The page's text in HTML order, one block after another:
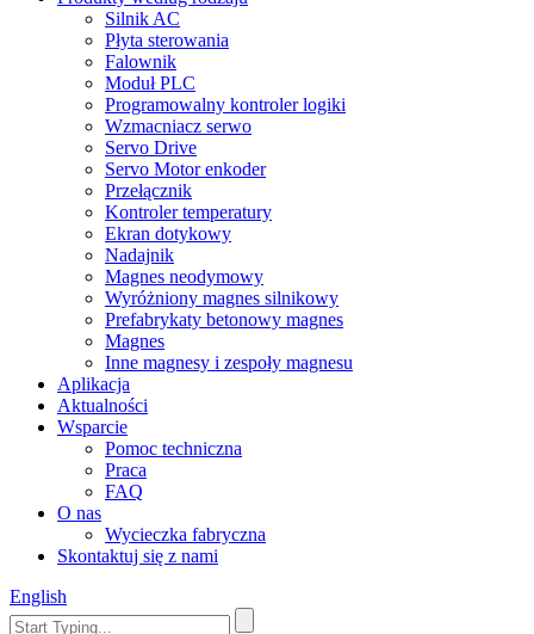
Silnik AC
Płyta sterowania
Falownik
Moduł PLC
Programowalny kontroler logiki
Wzmacniacz serwo
Servo Drive
Servo Motor enkoder
Przełącznik
Kontroler temperatury
Ekran dotykowy
Nadajnik
Magnes neodymowy
Wyróżniony magnes silnikowy
Prefabrykaty betonowy magnes
Magnes
Inne magnesy i zespoły magnesu
Aplikacja
Aktualności
Wsparcie
Pomoc techniczna
Praca
FAQ
O nas
Wycieczka fabryczna
Skontaktuj się z nami
English